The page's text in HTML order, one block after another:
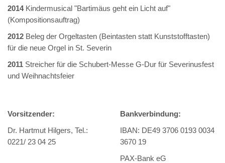
2014Kindermusical "Bartimäus geht ein Licht auf"
(Kompositionsauftrag)
2012 Beleg der Orgeltasten (Beintasten statt Kunststofftasten)
für die neue Orgel in St. Severin
2011 Streicher für die Schubert-Messe G-Dur für Severinusfest
und Weihnachtsfeier
Vorsitzender:
Dr. Hartmut Hilgers, Tel.:
0221/ 23 04 25
Bankverbindung:
IBAN: DE49 3706 0193 0034
3670 19
PAX-Bank eG